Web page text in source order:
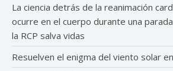
La ciencia detrás de la reanimación
ocurre en el cuerpo durante una
la RCP salva vidas
Resuelven el enigma del viento solar